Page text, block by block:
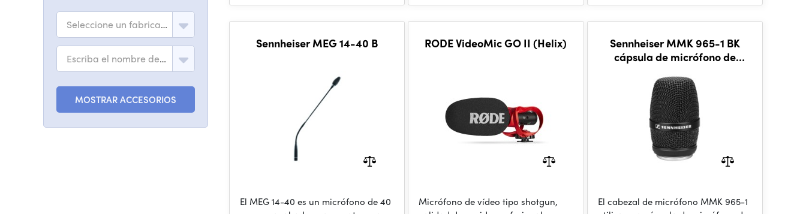
Seleccione un fabricante
Escriba el nombre del modelo
MOSTRAR ACCESORIOS
Sennheiser MEG 14-40 B
El MEG 14-40 es un micrófono de 40
RODE VideoMic GO II (Helix)
Micrófono de vídeo tipo shotgun,
Sennheiser MMK 965-1 BK
cápsula de micrófono de
El cabezal de micrófono MMK 965-1